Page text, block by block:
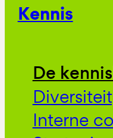
Kennis
De
Interne